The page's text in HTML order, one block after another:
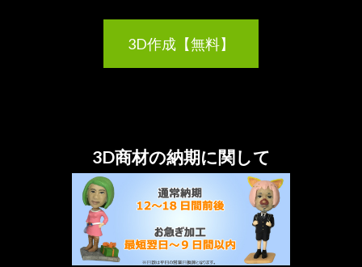
3D作成【無料】
3D商材の納期に関して